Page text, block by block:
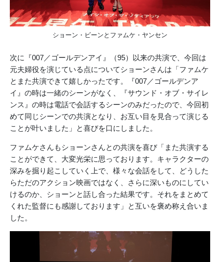
ショーン・ビーンとファムケ・ヤンセン
次に『007／ゴールデンアイ』（95）以来の共演で、今回は
元夫婦役を演じている点についてショーンさんは「ファムケ
とまた共演できて嬉しかったです。『007／ゴールデンア
イ』の時は一緒のシーンがなく、『サウンド・オブ・サイレ
ンス』の時は電話で会話するシーンのみだったので、今回初
めて同じシーンでの共演となり、お互い目を見合って演じる
ことが叶いました」と喜びを口にしました。
ファムケさんもショーンさんとの共演を喜び「また共演する
ことができて、大変光栄に思っております。キャラクターの
深みを掘り起こしていく上で、様々な会話をして、どうした
らただのアクション映画ではなく、さらに深いものにしてい
けるのか、ショーンと話し合った結果です。それをまとめて
くれた監督にも感謝しております」と互いを褒め称え合いま
した。